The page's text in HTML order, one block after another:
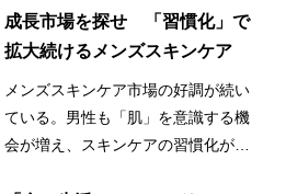
成長市場を探せ 「習慣化」で
拡大続けるメンズスキンケア
メンズスキンケア市場の好調が続い
ている。男性も「肌」を意識する機
会が増え、スキンケアの習慣化が始